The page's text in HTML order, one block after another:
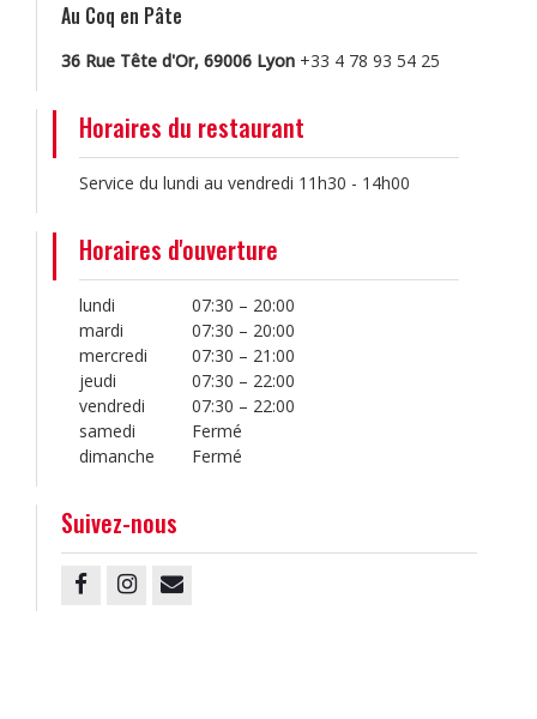
Au Coq en Pâte
36 Rue Tête d'Or, 69006 Lyon +33 4 78 93 54 25
Horaires du restaurant
Service du lundi au vendredi 11h30 - 14h00
Horaires d'ouverture
lundi
07:30 – 20:00
mardi
07:30 – 20:00
mercredi
07:30 – 21:00
jeudi
07:30 – 22:00
vendredi
07:30 – 22:00
samedi
Fermé
dimanche
Fermé
Suivez-nous